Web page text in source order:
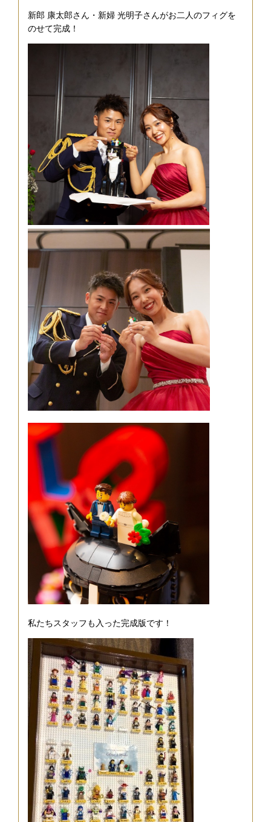
新郎 康太郎さん・新婦 光明子さんがお二人のフィグを
のせて完成！
私たちスタッフも入った完成版です！